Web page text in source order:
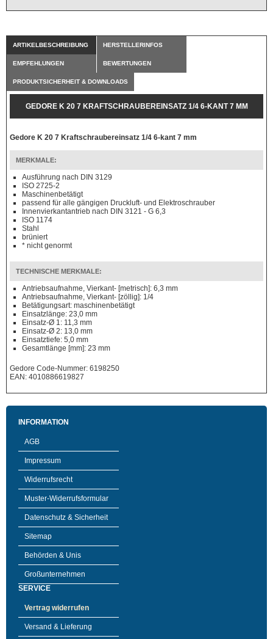
ARTIKELBESCHREIBUNG HERSTELLERINFOS
EMPFEHLUNGEN BEWERTUNGEN
PRODUKTSICHERHEIT & DOWNLOADS
GEDORE K 20 7 KRAFTSCHRAUBEREINSATZ 1/4 6-KANT 7 MM
Gedore K 20 7 Kraftschraubereinsatz 1/4 6-kant 7 mm
MERKMALE:
Ausführung nach DIN 3129
ISO 2725-2
Maschinenbetätigt
passend für alle gängigen Druckluft- und Elektroschrauber
Innenvierkantantrieb nach DIN 3121 - G 6,3
ISO 1174
Stahl
brüniert
* nicht genormt
TECHNISCHE MERKMALE:
Antriebsaufnahme, Vierkant- [metrisch]: 6,3 mm
Antriebsaufnahme, Vierkant- [zöllig]: 1/4
Betätigungsart: maschinenbetätigt
Einsatzlänge: 23,0 mm
Einsatz-Ø 1: 11,3 mm
Einsatz-Ø 2: 13,0 mm
Einsatztiefe: 5,0 mm
Gesamtlänge [mm]: 23 mm
Gedore Code-Nummer: 6198250
EAN: 4010886619827
INFORMATION
AGB
Impressum
Widerrufsrecht
Muster-Widerrufsformular
Datenschutz & Sicherheit
Sitemap
Behörden & Unis
Großunternehmen
SERVICE
Vertrag widerrufen
Versand & Lieferung